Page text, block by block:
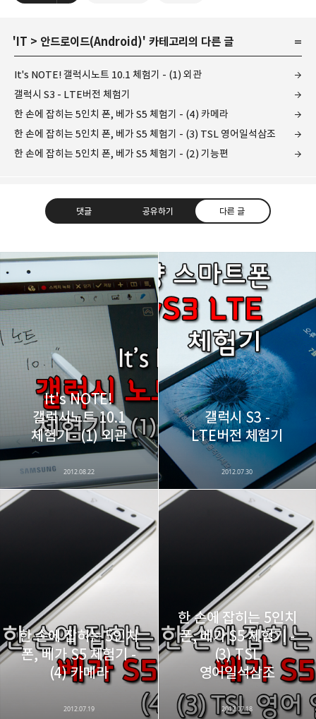
' IT > 안드로이드(Android)' 카테고리의 다른 글
It's NOTE! 갤럭시노트 10.1 체험기 - (1) 외관
갤럭시 S3 - LTE버전 체험기
한 손에 잡히는 5인치 폰, 베가 S5 체험기 - (4) 카메라
한 손에 잡히는 5인치 폰, 베가 S5 체험기 - (3) TSL 영어일석삼조
한 손에 잡히는 5인치 폰, 베가 S5 체험기 - (2) 기능편
댓글 공유하기 다른 글
레이니아
다방면의 깊은 관심과 얕은 이해도를 갖춘 보편적
비주류이자 진화하는 영원한 주변인.
구독하기
라인
카카오스토리 밴드 네이버 블로그
It's NOTE!
갤럭시노트 10.1
체험기 - (1) 외관
2012.08.22
갤럭시 S3 -
LTE버전 체험기
2012.07.30
한 손에 잡히는 5인치
폰, 베가 S5 체험기 -
(4) 카메라
2012.07.19
한 손에 잡히는 5인치
폰, 베가 S5 체험기 -
(3) TSL
영어일석삼조
2012.07.18